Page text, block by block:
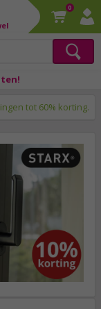
0
thuis!
tot 60% korting.